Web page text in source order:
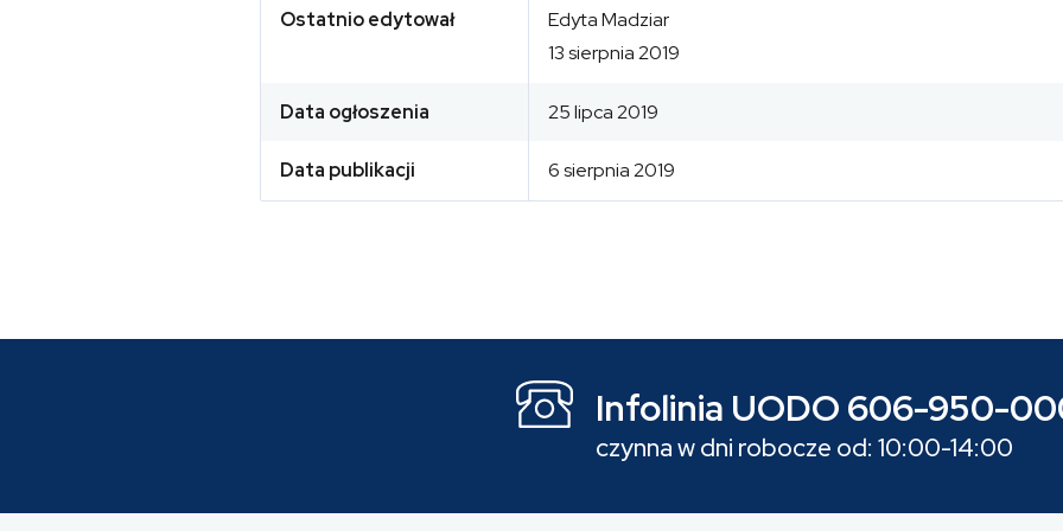
Ostatnio edytował
Edyta Madziar
13 sierpnia 2019
Data ogłoszenia 25 lipca 2019
Data publikacji 6 sierpnia 2019
Infolinia UODO 606-950-
czynna w dni robocze od: 10:00-14:00